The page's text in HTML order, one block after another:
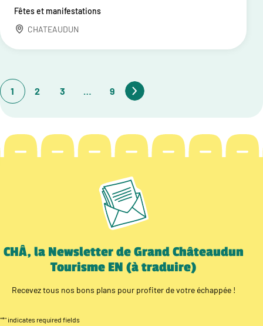
Fêtes et manifestations
CHATEAUDUN
1 2 3 … 9
CHÂ, la Newsletter de Grand Châteaudun
Tourisme EN (à traduire)
Recevez tous nos bons plans pour profiter de votre échappée !
"*" indicates required fields